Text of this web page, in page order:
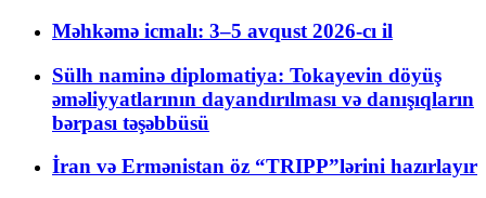
Məhkəmə icmalı: 3–5 avqust 2026-cı il
Sülh naminə diplomatiya: Tokayevin döyüş
əməliyyatlarının dayandırılması və danışıqların
bərpası təşəbbüsü
İran və Ermənistan öz “TRIPP”lərini hazırlayır